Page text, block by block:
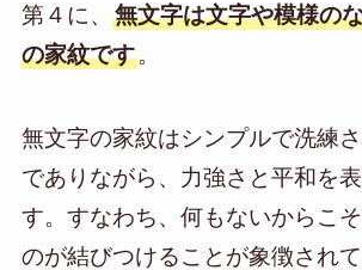
第４に、 無文字は文字や模様の
の家紋です。
無文字の家紋はシンプルで洗練
でありながら、力強さと平和を
す。すなわち、何もないからこ
のが結びつけることが象徴され